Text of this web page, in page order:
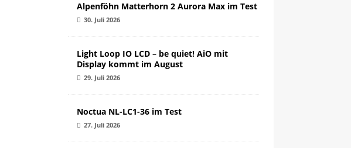
Alpenföhn Matterhorn 2 Aurora Max im Test
30. Juli 2026
Light Loop IO LCD – be quiet! AiO mit
Display kommt im August
29. Juli 2026
Noctua NL-LC1-36 im Test
27. Juli 2026